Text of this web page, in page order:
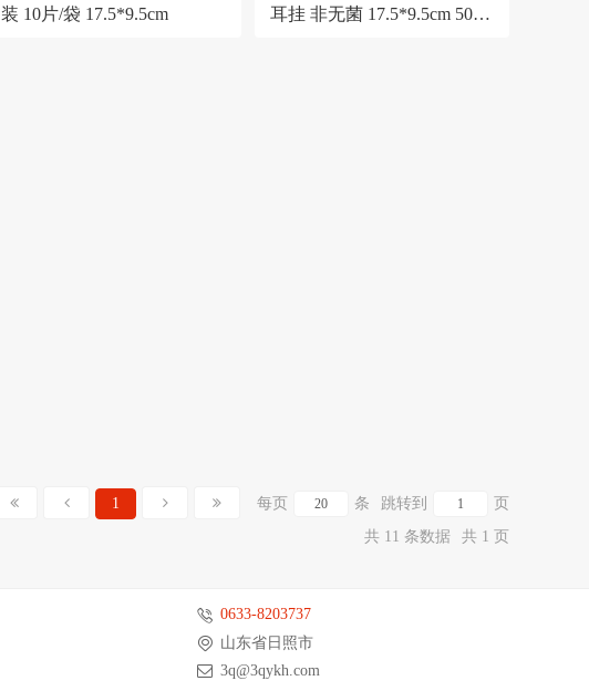
装 10片/袋 17.5*9.5cm
耳挂 非无菌 17.5*9.5cm 50
1 每页 条 跳转到
页
共 11 条数据
共 1 页
0633-8203737
山东省日照市
3q@3qykh.com